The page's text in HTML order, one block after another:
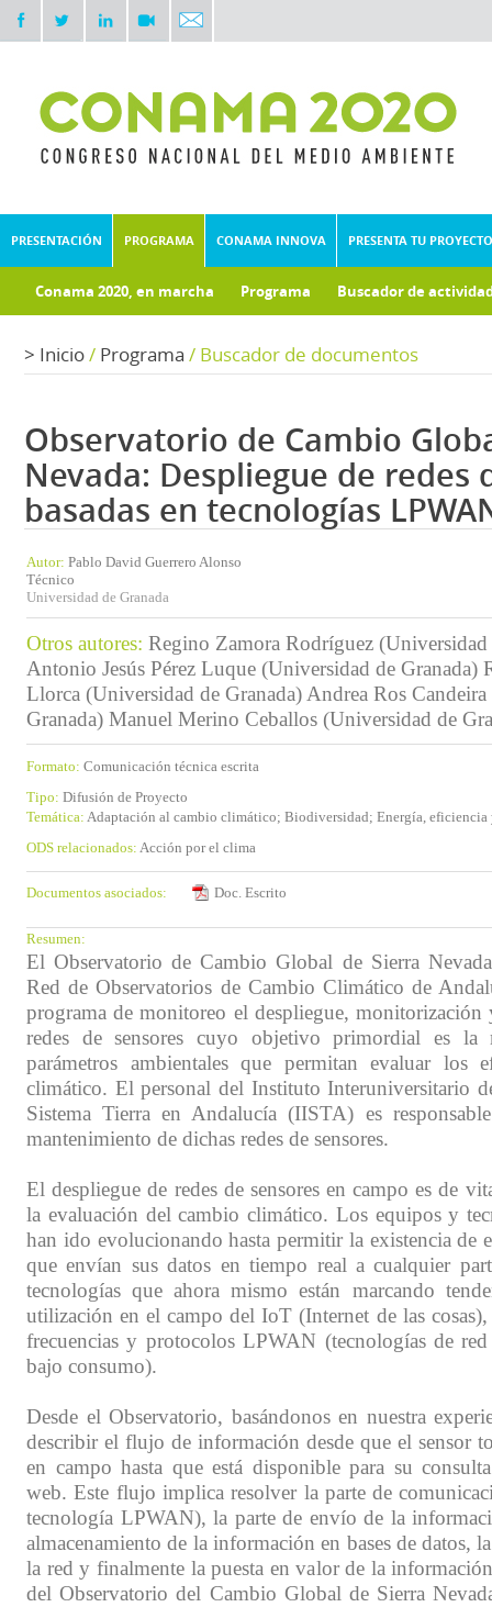
PRESENTACIÓN PROGRAMA CONAMA INNOVA PRESENTA TU PROYECTO
Conama 2020, en marcha Programa Buscador de
> Inicio/ Programa / Buscador de documentos
Observatorio de Cambio
Nevada: Despliegue de redes
basadas en tecnologías
Autor: Pablo David Guerrero Alonso
Técnico
Universidad de Granada
Otros autores: Regino Zamora Rodríguez (Universidad
Antonio Jesús Pérez Luque (Universidad de Granada)
Llorca (Universidad de Granada) Andrea Ros
Granada) Manuel Merino Ceballos (Universidad de
Formato: Comunicación técnica escrita
Tipo: Difusión de Proyecto
Temática: Adaptación al cambio climático; Biodiversidad; Energía,
ODS relacionados: Acción por el clima
Documentos asociados: Doc. Escrito
Resumen:
El Observatorio de Cambio Global de Sierra
Red de Observatorios de Cambio Climático de
programa de monitoreo el despliegue, monitorización
redes de sensores cuyo objetivo primordial es la
parámetros ambientales que permitan evaluar los
climático. El personal del Instituto Interuniversitario
Sistema Tierra en Andalucía (IISTA) es
mantenimiento de dichas redes de sensores.
El despliegue de redes de sensores en campo es de
la evaluación del cambio climático. Los equipos y
han ido evolucionando hasta permitir la existencia de
que envían sus datos en tiempo real a cualquier
tecnologías que ahora mismo están marcando
utilización en el campo del IoT (Internet de las cosas),
frecuencias y protocolos LPWAN (tecnologías de
bajo consumo).
Desde el Observatorio, basándonos en nuestra
describir el flujo de información desde que el sensor
en campo hasta que está disponible para su
web. Este flujo implica resolver la parte de
tecnología LPWAN), la parte de envío de la
almacenamiento de la información en bases de datos,
la red y finalmente la puesta en valor de la
del Observatorio del Cambio Global de Sierra